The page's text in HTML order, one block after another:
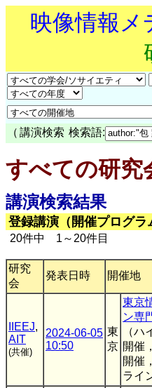
映像情報メ
（ 講演検索 検索語:
すべての研究
講演検索結果
登録講演（開催プログラ
20件中 1～20件目
研究
会
発表日時 開催地
IIEEJ,
AIT
(共催)
2024-06-05
10:50
東
京
東京
ン専
（ハ
開催
開催
ライ